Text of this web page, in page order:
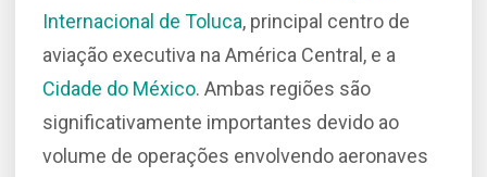
Internacional de Toluca, principal centro de
aviação executiva na América Central, e a
Cidade do México. Ambas regiões são
significativamente importantes devido ao
volume de operações envolvendo aeronaves